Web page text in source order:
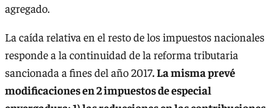
agregado.
La caída relativa en el resto de los impuestos nacionales
responde a la continuidad de la reforma tributaria
sancionada a fines del año 2017. La misma prevé
modificaciones en 2 impuestos de especial